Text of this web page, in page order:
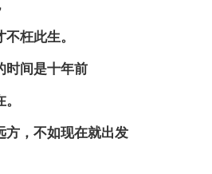
枉此生。
时间是十年前
方，不如现在就出发